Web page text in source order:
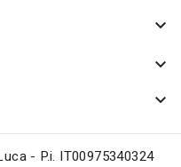



- P.i. IT00975340324